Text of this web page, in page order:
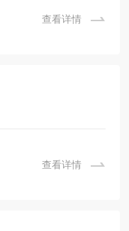
查看详情
查看详情